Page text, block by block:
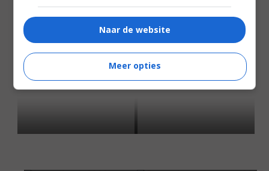
Naar de website
Meer opties